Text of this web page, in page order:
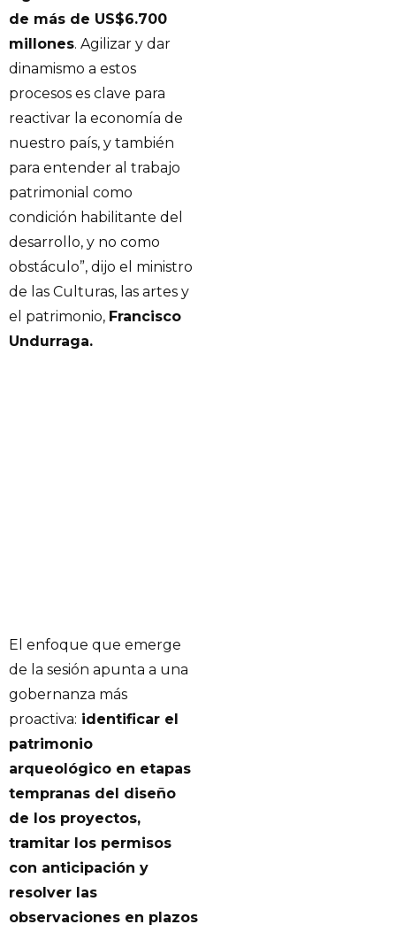
de más de US$6.700
millones. Agilizar y dar
dinamismo a estos
procesos es clave para
reactivar la economía de
nuestro país, y también
para entender al trabajo
patrimonial como
condición habilitante del
desarrollo, y no como
obstáculo”, dijo el ministro
de las Culturas, las artes y
el patrimonio, Francisco
Undurraga.
El enfoque que emerge
de la sesión apunta a una
gobernanza más
proactiva: identificar el
patrimonio
arqueológico en etapas
tempranas del diseño
de los proyectos,
tramitar los permisos
con anticipación y
resolver las
observaciones en plazos